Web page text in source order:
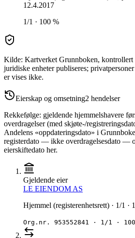
12.4.2017
1/1 · 100 %
Kilde: Kartverket Grunnboken, kontrollert
juridiske enheter publiseres;
er vises ikke.
Eierskap og omsetning2 hendelser
Rekkefølge: gjeldende hjemmelshavere
overdragelser (med skjøte-/
Andelens «oppdateringsdato» i
registerdato — ikke overdragelsesdato —
eierskiftedato her.
Gjeldende eier
LE EIENDOM AS
Hjemmel (registerenhetsrett) · 1/1 ·
Org.nr. 953552841 · 1/1 ·